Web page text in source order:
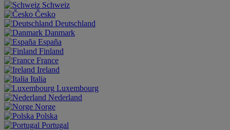
Schweiz
Česko
Deutschland
Danmark
España
Finland
France
Ireland
Italia
Luxembourg
Nederland
Norge
Polska
Portugal